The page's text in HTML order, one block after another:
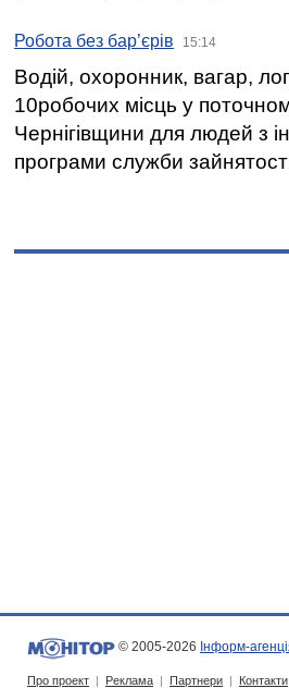
Робота без бар’єрів 15:14
Водій, охоронник, вагар,
10робочих місць у
Чернігівщини для людей з
програми служби
© 2005-2026 Інформ-
Про проект | Реклама | Партнери | Контакти